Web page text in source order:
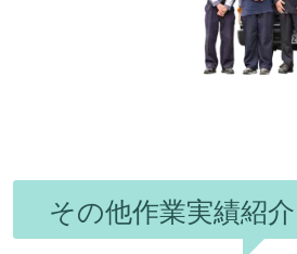
その他作業実績紹介